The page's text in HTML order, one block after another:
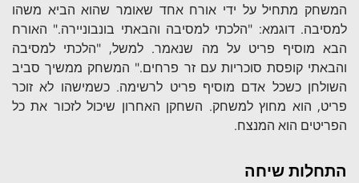
המשחק מתחיל על ידי אורח אחד שאומר שהוא הביא משהו
למסיבה. דוגמא: "הלכתי למסיבה והבאתי בונבוניירה." האורח
הבא מוסיף פריט על מה שנאמר. למשל, "הלכתי למסיבה
והבאתי קופסת סוכריות עם זר פרחים." המשחק ממשיך סביב
השולחן כשכל אדם מוסיף פריט לרשימה. כשמישהו לא זוכר
פריט, הוא מחוץ למשחק. השחקן האחרון שיכול לזכור את כל
הפריטים הוא המנצח.
התחלות שיחה